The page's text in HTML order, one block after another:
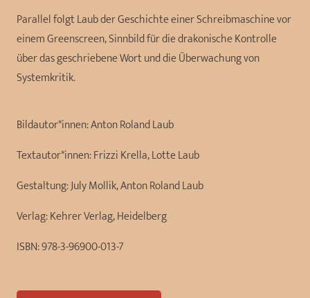
Parallel folgt Laub der Geschichte einer Schreibmaschine vor
einem Greenscreen, Sinnbild für die drakonische Kontrolle
über das geschriebene Wort und die Überwachung von
Systemkritik.
Bildautor*innen:Anton Roland Laub
Textautor*innen:Frizzi Krella, Lotte Laub
Gestaltung:July Mollik, Anton Roland Laub
Verlag:Kehrer Verlag, Heidelberg
ISBN:978-3-96900-013-7